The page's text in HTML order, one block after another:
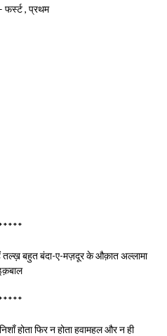
, प्रथम
तल्ख़ बहुत बंदा-ए-मज़दूर के औक़ात अल्लामा
होता फिर न होता हवामहल और न ही